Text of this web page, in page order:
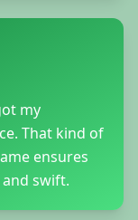
my
That kind of
ensures
swift.